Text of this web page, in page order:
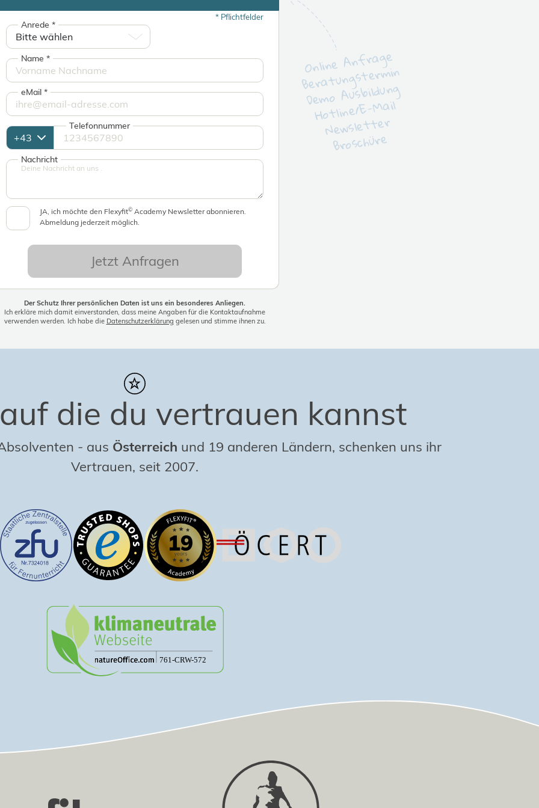
Online Anfrage
Beratungstermin
Demo Ausbildung
Hotline/E-Mail
Newsletter
Broschüre
* Pflichtfelder
Anrede *
Name *
eMail *
Telefonnummer
Nachricht
JA, ich möchte den Flexyfit© Academy Newsletter abonnieren.
Abmeldung jederzeit möglich.
Jetzt Anfragen
Der Schutz Ihrer persönlichen Daten ist uns ein besonderes Anliegen.
Ich erkläre mich damit einverstanden, dass meine Angaben für die Kontaktaufnahme
verwenden werden. Ich habe die Datenschutzerklärung gelesen und stimme ihnen zu.
die du vertrauen kannst
- aus Österreich und 19 anderen Ländern, schenken uns ihr
Vertrauen, seit 2007.